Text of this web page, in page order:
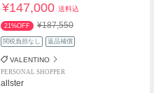
¥147,000送料込
21%OFF ¥187,550
関税負担なし 返品補償
VALENTINO
PERSONAL SHOPPER
allster